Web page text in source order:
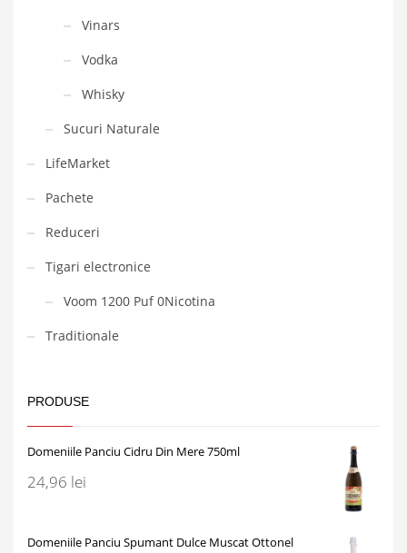
Vinars
Vodka
Whisky
Sucuri Naturale
LifeMarket
Pachete
Reduceri
Tigari electronice
Voom 1200 Puf 0Nicotina
Traditionale
PRODUSE
Domeniile Panciu Cidru Din Mere 750ml
24,96 lei
Domeniile Panciu Spumant Dulce Muscat Ottonel